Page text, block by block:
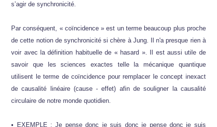
s’agir de synchronicité.
Par conséquent, « coïncidence » est un terme beaucoup plus proche
de cette notion de synchronicité si chère à Jung. Il n'a presque rien à
voir avec la définition habituelle de « hasard ». Il est aussi utile de
savoir que les sciences exactes telle la mécanique quantique
utilisent le terme de coïncidence pour remplacer le concept inexact
de causalité linéaire (cause - effet) afin de souligner la causalité
circulaire de notre monde quotidien.
• EXEMPLE : Je pense donc je suis donc je pense donc je suis